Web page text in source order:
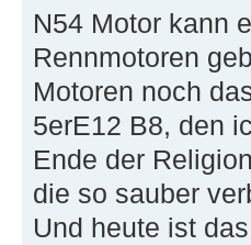
N54 Motor kann
Rennmotoren
Motoren noch
5erE12 B8, den
Ende der
die so sauber
Und heute ist